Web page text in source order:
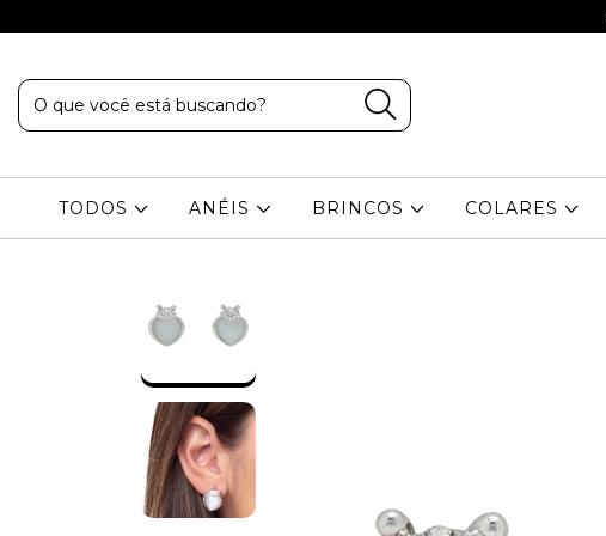
TODOS ANÉIS BRINCOS COLARES